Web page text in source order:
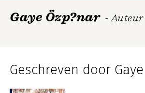
Gaye Özp?nar - Auteur
Geschreven door